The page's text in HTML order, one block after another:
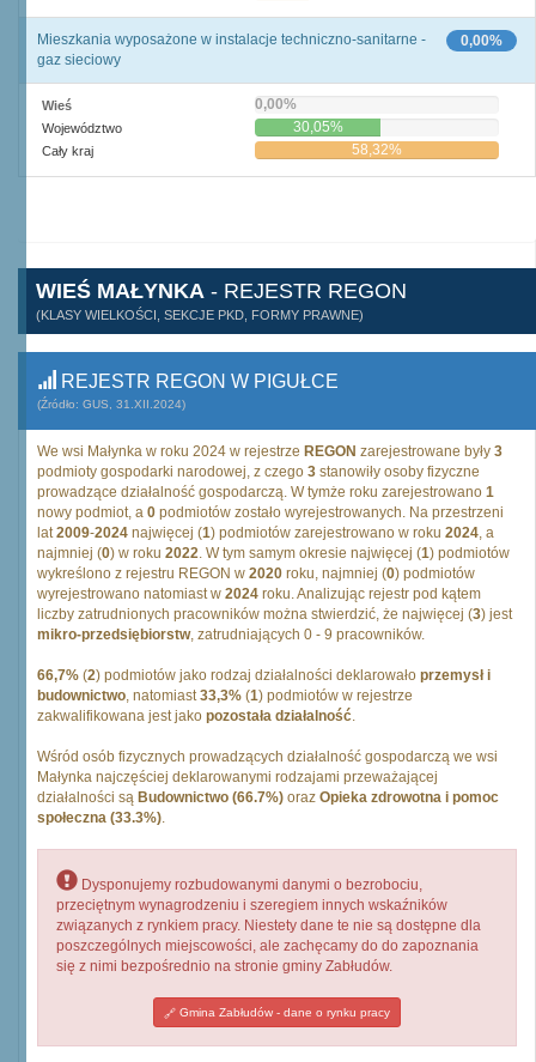
0,00%
Mieszkania wyposażone w instalacje techniczno-sanitarne -
gaz sieciowy
Wieś 0,00%
Województwo 30,05%
Cały kraj 58,32%
WIEŚ MAŁYNKA - REJESTR REGON
(KLASY WIELKOŚCI, SEKCJE PKD, FORMY PRAWNE)
REJESTR REGON W PIGUŁCE
(Źródło: GUS, 31.XII.2024)
We wsi Małynka w roku 2024 w rejestrze REGON zarejestrowane były 3
podmioty gospodarki narodowej, z czego 3 stanowiły osoby fizyczne
prowadzące działalność gospodarczą. W tymże roku zarejestrowano 1
nowy podmiot, a 0 podmiotów zostało wyrejestrowanych. Na przestrzeni
lat2009-2024 najwięcej (1) podmiotów zarejestrowano w roku 2024, a
najmniej (0) w roku 2022. W tym samym okresie najwięcej (1) podmiotów
wykreślono z rejestru REGON w 2020 roku, najmniej (0) podmiotów
wyrejestrowano natomiast w 2024 roku. Analizując rejestr pod kątem
liczby zatrudnionych pracowników można stwierdzić, że najwięcej (3) jest
mikro-przedsiębiorstw, zatrudniających 0 - 9 pracowników.
66,7% (2) podmiotów jako rodzaj działalności deklarowało przemysł i
budownictwo, natomiast33,3% (1) podmiotów w rejestrze
zakwalifikowana jest jako pozostała działalność.
Wśród osób fizycznych prowadzących działalność gospodarczą we wsi
Małynka najczęściej deklarowanymi rodzajami przeważającej
działalności są Budownictwo (66.7%) oraz Opieka zdrowotna i pomoc
społeczna (33.3%).
Dysponujemy rozbudowanymi danymi o bezrobociu,
przeciętnym wynagrodzeniu i szeregiem innych wskaźników
związanych z rynkiem pracy. Niestety dane te nie są dostępne dla
poszczególnych miejscowości, ale zachęcamy do do zapoznania
się z nimi bezpośrednio na stronie gminy Zabłudów.
Gmina Zabłudów - dane o rynku pracy